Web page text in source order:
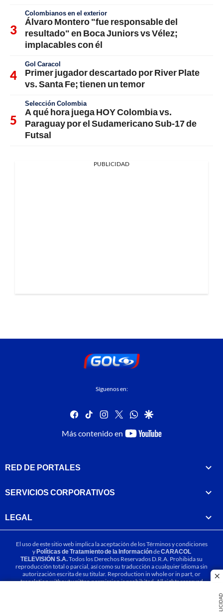
Colombianos en el exterior
Álvaro Montero "fue responsable del
resultado" en Boca Juniors vs Vélez;
implacables con él
Gol Caracol
Primer jugador descartado por River Plate
vs. Santa Fe; tienen un temor
Selección Colombia
A qué hora juega HOY Colombia vs.
Paraguay por el Sudamericano Sub-17 de
Futsal
PUBLICIDAD
Síguenos en:
facebook
tiktok instagram
twitterwhatsapp
google
Más contenido en
youtube-
RED DE PORTALES
SERVICIOS CORPORATIVOS
LEGAL
El uso de este sitio web implica la aceptación de losTérminos y condiciones
yPolíticas de Tratamiento de la InformacióndeCARACOL
TELEVISIÓN S.A.Todos los Derechos Reservados D.R.A. Prohibida su
reproducción total o parcial, así como su traducción a cualquier idioma sin
autorización escrita de su titular. Reproduction in whole or in part, or
translation without written permission is prohibited. All rights reserved